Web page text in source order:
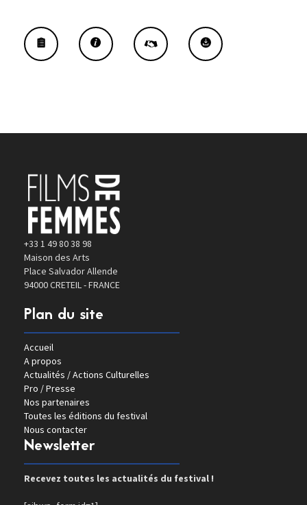
+33 1 49 80 38 98
Maison des Arts
Place Salvador Allende
94000 CRETEIL - FRANCE
Plan du site
Accueil
A propos
Actualités / Actions Culturelles
Pro / Presse
Nos partenaires
Toutes les éditions du festival
Nous contacter
Newsletter
Recevez toutes les actualités du festival !